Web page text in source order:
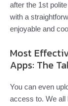
after the 1st
with a
enjoyable and
Most
Apps: The
You can even
access to. We all